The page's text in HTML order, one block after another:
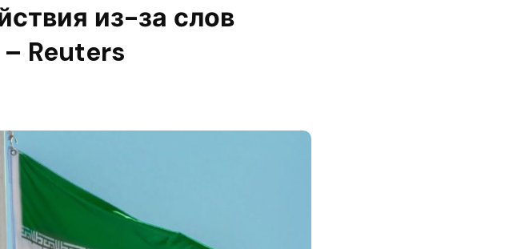
из-за слов
Reuters